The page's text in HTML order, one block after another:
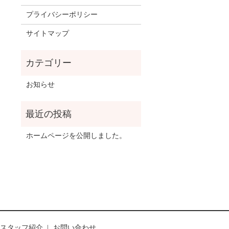
プライバシーポリシー
サイトマップ
お知らせ
ホームページを公開しました。